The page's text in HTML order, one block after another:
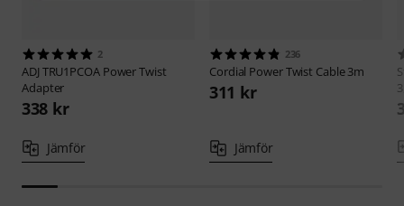
2
ADJ TRU1PCOA Power Twist
Adapter
338 kr
Jämför
236
Cordial Power Twist Cable 3m
311 kr
Jämför